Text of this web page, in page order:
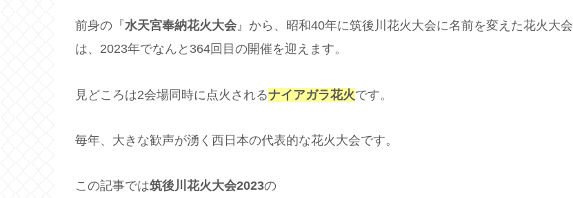
前身の『水天宮奉納花火大会』から、昭和40年に筑後川花火大会に名前を変えた花火大会
は、2023年でなんと364回目の開催を迎えます。
見どころは2会場同時に点火されるナイアガラ花火です。
毎年、大きな歓声が湧く西日本の代表的な花火大会です。
この記事では筑後川花火大会2023の